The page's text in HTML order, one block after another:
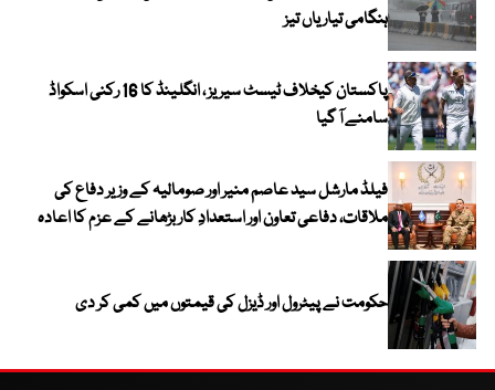
ہنگامی تیاریاں تیز
پاکستان کیخلاف ٹیسٹ سیریز ، انگلینڈ کا 16 رکنی اسکواڈ
سامنے آ گیا
فیلڈ مارشل سید عاصم منیر اور صومالیہ کے وزیر دفاع کی
ملاقات، دفاعی تعاون اور استعدادِ کار بڑھانے کے عزم کا اعادہ
حکومت نے پیٹرول اور ڈیزل کی قیمتوں میں کمی کر دی